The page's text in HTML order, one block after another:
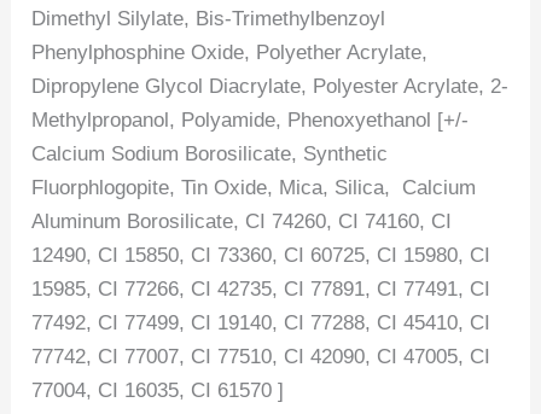
Dimethyl Silylate, Bis-Trimethylbenzoyl
Phenylphosphine Oxide, Polyether Acrylate,
Dipropylene Glycol Diacrylate, Polyester Acrylate, 2-
Methylpropanol, Polyamide, Phenoxyethanol [+/-
Calcium Sodium Borosilicate, Synthetic
Fluorphlogopite, Tin Oxide, Mica, Silica, Calcium
Aluminum Borosilicate, CI 74260, CI 74160, CI
12490, CI 15850, CI 73360, CI 60725, CI 15980, CI
15985, CI 77266, CI 42735, CI 77891, CI 77491, CI
77492, CI 77499, CI 19140, CI 77288, CI 45410, CI
77742, CI 77007, CI 77510, CI 42090, CI 47005, CI
77004, CI 16035, CI 61570 ]